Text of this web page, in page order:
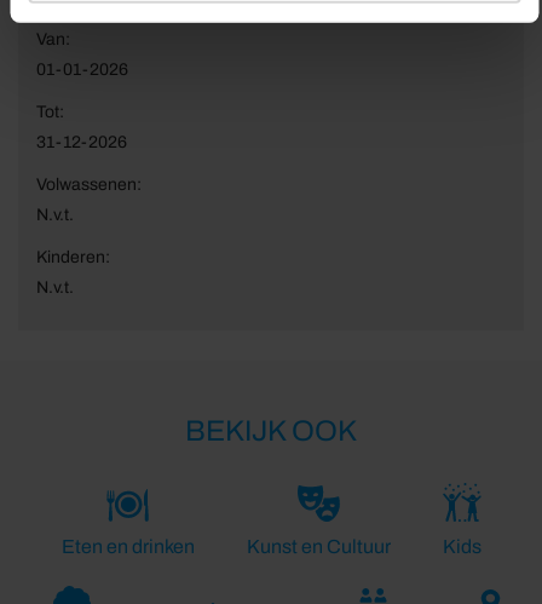
Van:
01-01-2026
Tot:
31-12-2026
Volwassenen:
N.v.t.
Kinderen:
N.v.t.
BEKIJK OOK
Eten en drinken Kunst en Cultuur Kids